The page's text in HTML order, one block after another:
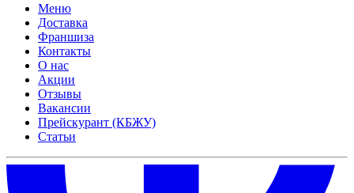
Меню
Доставка
Франшиза
Контакты
О нас
Акции
Отзывы
Вакансии
Прейскурант (КБЖУ)
Статьи